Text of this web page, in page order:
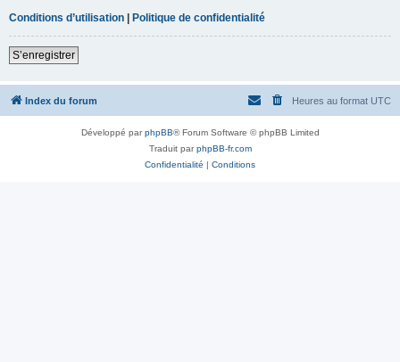
Conditions d’utilisation | Politique de confidentialité
S’enregistrer
Index du forum Heures au format UTC
Développé parphpBB® Forum Software © phpBB Limited
Traduit parphpBB-fr.com
Confidentialité | Conditions